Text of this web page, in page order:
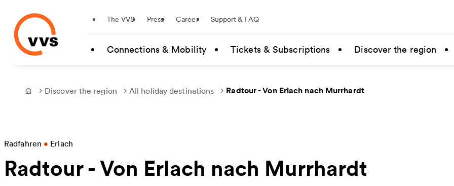
Skip to main content
The VVS Press Career Support & FAQ
Connections & Mobility Tickets & Subscriptions Discover the region
Frontpage
Discover the region All holiday destinations Radtour - Von Erlach nach Murrhardt
Radfahren • Erlach
Radtour - Von Erlach nach Murrhardt